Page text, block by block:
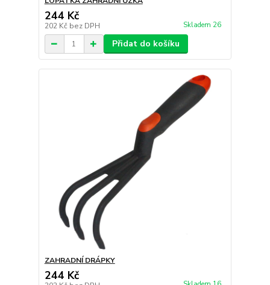
244 Kč
202 Kč bez DPH Skladem 26
Přidat do košíku
ZAHRADNÍ DRÁPKY
244 Kč